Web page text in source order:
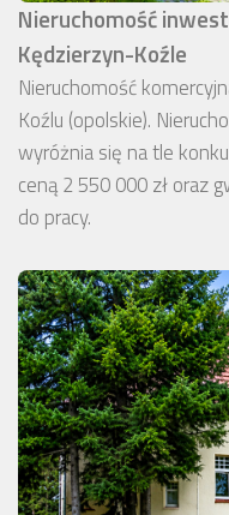
Nieruchomość
Kędzierzyn-Koźle
Nieruchomość
Koźlu (opolskie).
wyróżnia się na tle
ceną 2 550 000 zł oraz
do pracy.